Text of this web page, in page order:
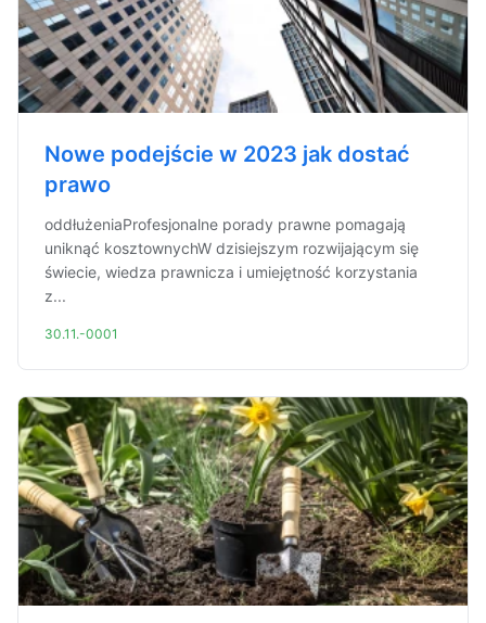
Nowe podejście w 2023 jak dostać
prawo
oddłużeniaProfesjonalne porady prawne pomagają
uniknąć kosztownychW dzisiejszym rozwijającym się
świecie, wiedza prawnicza i umiejętność korzystania
z...
30.11.-0001